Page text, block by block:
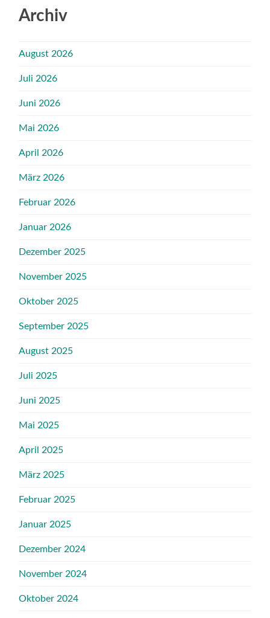
Archiv
August 2026
Juli 2026
Juni 2026
Mai 2026
April 2026
März 2026
Februar 2026
Januar 2026
Dezember 2025
November 2025
Oktober 2025
September 2025
August 2025
Juli 2025
Juni 2025
Mai 2025
April 2025
März 2025
Februar 2025
Januar 2025
Dezember 2024
November 2024
Oktober 2024